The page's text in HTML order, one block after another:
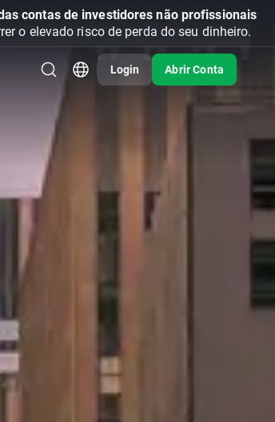
contas de investidores não profissionais
o elevado risco de perda do seu dinheiro.
Login Abrir Conta